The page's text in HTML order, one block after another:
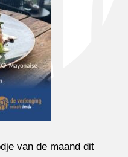
van de maand dit